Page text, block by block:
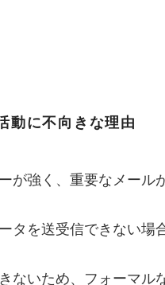
動に不向きな理由
が強く、重要なメール
タを送受信できない場
ないため、フォーマル